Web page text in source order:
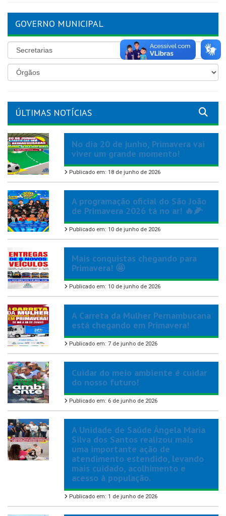
GOVERNO MUNICIPAL
ÚLTIMAS NOTÍCIAS
No dia 20 de junho, Primavera vai
viver um grande momento!
Publicado em: 18 de junho de 2026
A programação oficial do São João
de Primavera 2026 tá no ar! 🔥🌽
Publicado em: 10 de junho de 2026
Mais conquistas chegando para
Primavera! 🤩
Publicado em: 10 de junho de 2026
A Carreta da Mulher Pernambucana
está chegando em Primavera!
Publicado em: 7 de junho de 2026
Cuidar do meio ambiente é cuidar
do nosso futuro!
Publicado em: 6 de junho de 2026
A Unidade de Saúde Ângela Maria
Silva dos Santos realizou mais
uma importante ação de
atendimento estendido, levando
mais cuidado, acolhimento e
acesso à população.
Publicado em: 1 de junho de 2026